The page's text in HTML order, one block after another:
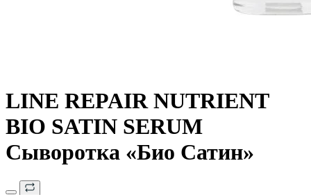
LINE REPAIR NUTRIENT
BIO SATIN SERUM
Сыворотка «Био Сатин»